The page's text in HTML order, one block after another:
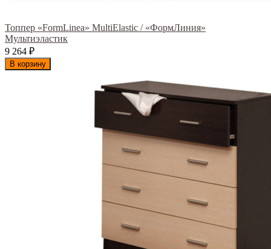
Топпер «FormLinea» MultiElastic / «ФормЛиния»
Мультиэластик
9 264 ₽
В корзину